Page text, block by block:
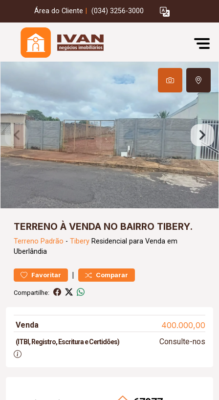
Área do Cliente (034) 3256-3000
TERRENO À VENDA NO BAIRRO TIBERY.
Terreno Padrão - Tibery Residencial para Venda em
Uberlândia
Favoritar | Comparar
Compartilhe:
Venda 400.000,00
(ITBI, Registro, Escritura e Certidões) Consulte-nos